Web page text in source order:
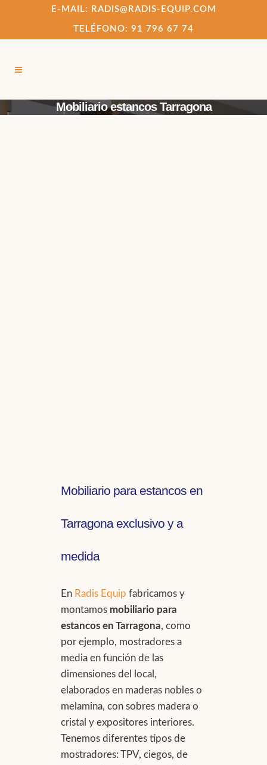
E-MAIL: RADIS@RADIS-EQUIP.COM
TELÉFONO: 91 796 67 74
Mobiliario estancos Tarragona
Mobiliario para estancos en
Tarragona exclusivo y a
medida
En Radis Equip fabricamos y
montamos mobiliario para
estancos en Tarragona, como
por ejemplo, mostradores a
media en función de las
dimensiones del local,
elaborados en maderas nobles o
melamina, con sobres madera o
cristal y expositores interiores.
Tenemos diferentes tipos de
mostradores: TPV, ciegos, de